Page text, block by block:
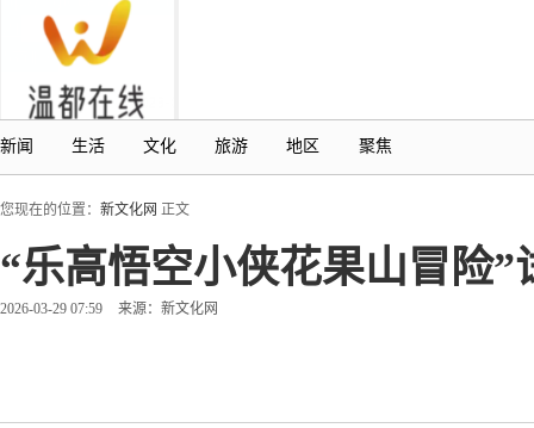
新闻 生活 文化 旅游 地区 聚焦
您现在的位置： 新文化网 正文
“乐高悟空小侠花果山冒险
2026-03-29 07:59 来源：新文化网